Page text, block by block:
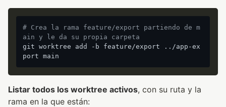
# Crea la rama feature/export partiendo de m
ain y le da su propia carpeta
git worktree add -b feature/export ../app-ex
Listar todos los worktree activos, con su ruta y la
rama en la que están: